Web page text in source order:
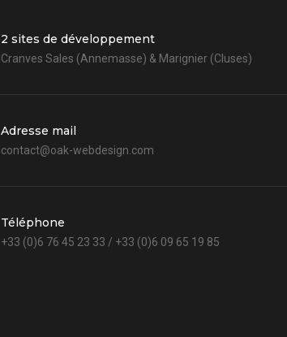
2 sites de développement
Cranves Sales (Annemasse) & Marignier (Cluses)
Adresse mail
contact@oak-webdesign.com
Téléphone
+33 (0)6 76 45 23 33 / +33 (0)6 09 65 19 85